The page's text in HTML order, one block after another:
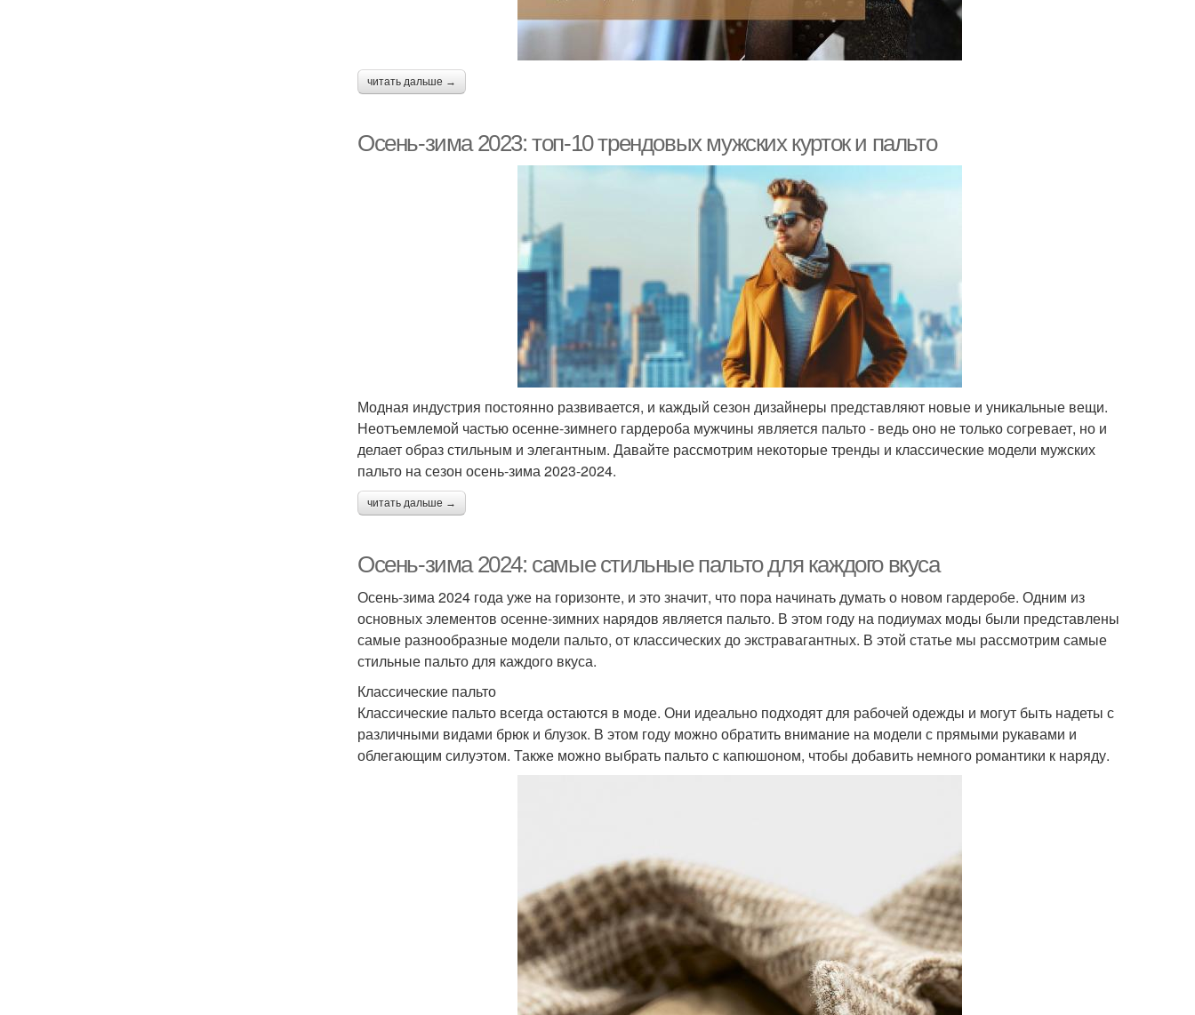
читать дальше →
Осень-зима 2023: топ-10 трендовых мужских курток и пальто
Модная индустрия постоянно развивается, и каждый сезон дизайнеры представляют новые и уникальные вещи.
Неотъемлемой частью осенне-зимнего гардероба мужчины является пальто - ведь оно не только согревает, но и
делает образ стильным и элегантным. Давайте рассмотрим некоторые тренды и классические модели мужских
пальто на сезон осень-зима 2023-2024.
читать дальше →
Осень-зима 2024: самые стильные пальто для каждого вкуса
Осень-зима 2024 года уже на горизонте, и это значит, что пора начинать думать о новом гардеробе. Одним из
основных элементов осенне-зимних нарядов является пальто. В этом году на подиумах моды были представлены
самые разнообразные модели пальто, от классических до экстравагантных. В этой статье мы рассмотрим самые
стильные пальто для каждого вкуса.
Классические пальто
Классические пальто всегда остаются в моде. Они идеально подходят для рабочей одежды и могут быть надеты с
различными видами брюк и блузок. В этом году можно обратить внимание на модели с прямыми рукавами и
облегающим силуэтом. Также можно выбрать пальто с капюшоном, чтобы добавить немного романтики к наряду.